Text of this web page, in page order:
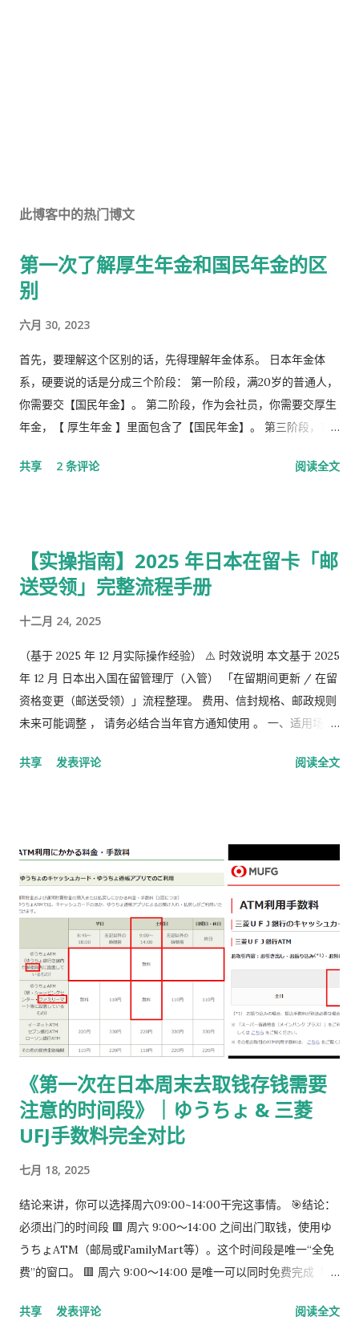
此博客中的热门博文
第一次了解厚生年金和国民年金的区
别
六月 30, 2023
首先，要理解这个区别的话，先得理解年金体系。 日本年金体
系，硬要说的话是分成三个阶段： 第一阶段，满20岁的普通人，
你需要交【国民年金】。 第二阶段，作为会社员，你需要交厚生
年金，【 厚生年金 】里面包含了【国民年金】。 第三阶段，究
槽的。 第1号被保险者：20岁以上60岁未满农业者，自营业者，
共享 2 条评论 阅读全文
【实操指南】2025 年日本在留卡「邮
送受领」完整流程手册
十二月 24, 2025
（基于 2025 年 12 月实际操作经验） ⚠️ 时效说明 本文基于 2025
年 12 月 日本出入国在留管理厅（入管） 「在留期间更新 / 在留
资格变更（邮送受领）」流程整理。 费用、信封规格、邮政规则
未来可能调整 ， 请务必结合当年官方通知使用 。 一、适用场景
完了，请邮寄材料 」的邮件 选择 邮送方式领取新在留卡 需要自
载 PDF（不是费用说明页） 👉
https://www.moj.go.jp/isa/content/930002833.pdf 打印后
填写： 右上角： 申请受理编号 右下角： 本人姓名 在指定的「収
入印紙贴付栏」内： 贴 5,500 日元的收入印纸 可以是 两张或多
张 不重叠、不消印 📌 5,500 日元适用于： 2025 年 4 月 1 日以
后提交的在留期间更新 / 资格变更申请 ② 准备回邮用【レター
パック】 可以使用： 青色：レターパックライト（430 日元）
或红色：レターパックプラス（更稳，但非强制） 回邮用 レター
パック： 提前写好“收件人地址” 可写：本人住址 或 公司地址 不
要封口 可 对折一次 （标准做法） 📌 官方邮件只写「レターパッ
ク」， 没有指定必须 Plus，也没有写必须本人签收 。 ③ 用【简
易书留】寄给入管 把以下 3 样东西一起放入一个 A4 用信封 ：
手数料纳付书（已贴印纸） 当前持有的在留卡 正本 回邮用 レタ
ーパック（对折） 信封要求： 角2 或 角4 都可以 两者都能放 A4
入管、邮局 没有尺寸指定 用你手上的那个即可 到邮局柜台说一
件人（左上或背面）： 可以写 本人住址 也可以写 公司地址 只要
共享 发表评论 阅读全文
《第一次在日本周末去取钱存钱需要
注意的时间段》｜ゆうちょ & 三菱
UFJ手数料完全对比
七月 18, 2025
结论来讲，你可以选择周六09:00~14:00干完这事情。 🎯结论：
必须出门的时间段 🟥 周六 9:00～14:00 之间出门取钱，使用ゆ
うちょATM（邮局或FamilyMart等）。这个时间段是唯一“全免
费”的窗口。 🟥 周六 9:00～14:00 是唯一可以同时免费完成「三
共享 发表评论 阅读全文